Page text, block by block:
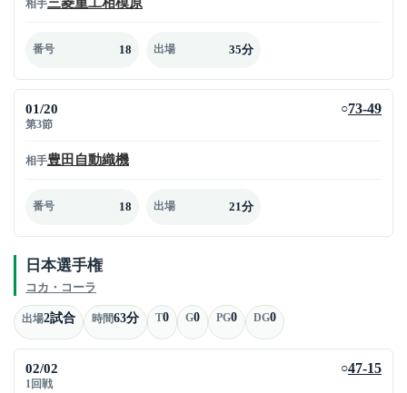
相手
番号 18 出場 35分
01/20
第3節
○73-49
相手豊田自動織機
番号 18 出場 21分
日本選手権
コカ・コーラ
出場2試合 時間63分 T0 G0 PG0 DG0
02/02
1回戦
○47-15